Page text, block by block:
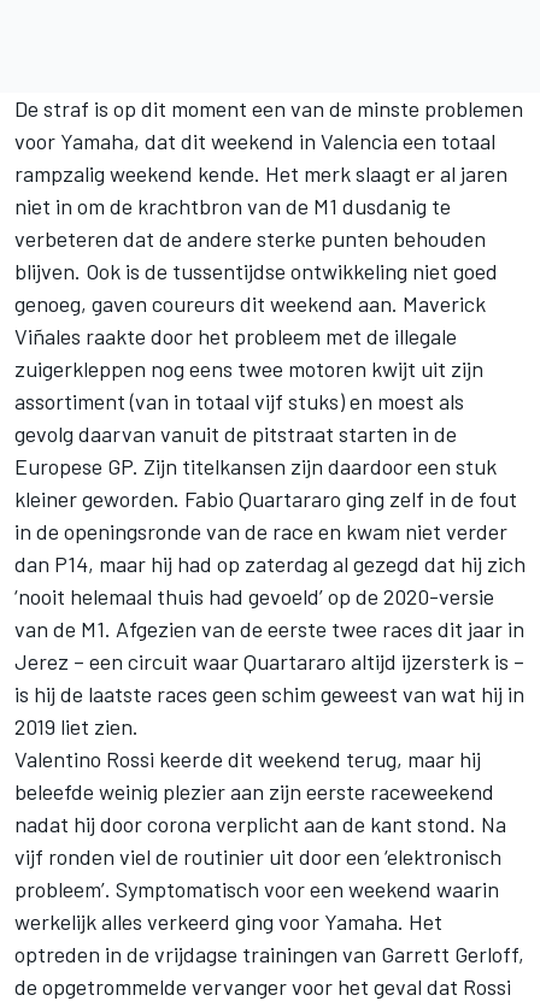
De straf is op dit moment een van de minste problemen
voor Yamaha, dat dit weekend in Valencia een totaal
rampzalig weekend kende. Het merk slaagt er al jaren
niet in om de krachtbron van de M1 dusdanig te
verbeteren dat de andere sterke punten behouden
blijven. Ook is de tussentijdse ontwikkeling niet goed
genoeg, gaven coureurs dit weekend aan. Maverick
Viñales raakte door het probleem met de illegale
zuigerkleppen nog eens twee motoren kwijt uit zijn
assortiment (van in totaal vijf stuks) en moest als
gevolg daarvan vanuit de pitstraat starten in de
Europese GP. Zijn titelkansen zijn daardoor een stuk
kleiner geworden. Fabio Quartararo ging zelf in de fout
in de openingsronde van de race en kwam niet verder
dan P14, maar hij had op zaterdag al gezegd dat hij zich
‘nooit helemaal thuis had gevoeld’ op de 2020-versie
van de M1. Afgezien van de eerste twee races dit jaar in
Jerez – een circuit waar Quartararo altijd ijzersterk is –
is hij de laatste races geen schim geweest van wat hij in
2019 liet zien.
Valentino Rossi keerde dit weekend terug, maar hij
beleefde weinig plezier aan zijn eerste raceweekend
nadat hij door corona verplicht aan de kant stond. Na
vijf ronden viel de routinier uit door een ‘elektronisch
probleem’. Symptomatisch voor een weekend waarin
werkelijk alles verkeerd ging voor Yamaha. Het
optreden in de vrijdagse trainingen van Garrett Gerloff,
de opgetrommelde vervanger voor het geval dat Rossi